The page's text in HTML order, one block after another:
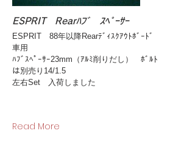
ESPRIT Rearﾊﾌﾞ ｽﾍﾟｰｻｰ
ESPRIT 88年以降Rearﾃﾞｨｽｸｱｳﾄﾎﾞｰﾄﾞ
車用
ﾊﾌﾞｽﾍﾟｰｻｰ23mm（ｱﾙﾐ削りだし） ﾎﾞﾙﾄ
は別売り14/1.5
左右Set 入荷しました
Read More